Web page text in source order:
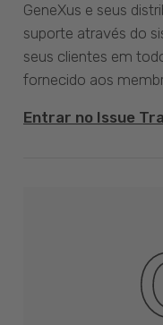
GeneXus e seus
suporte através do
seus clientes em
fornecido aos
Entrar no Issue